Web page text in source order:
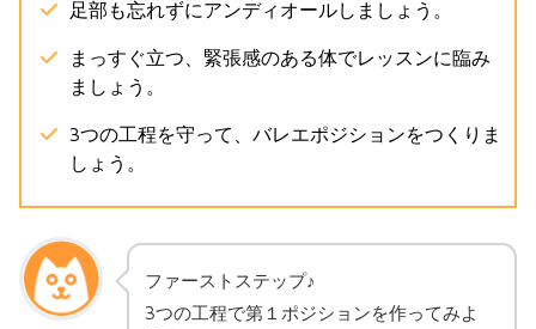
足部も忘れずにアンディオールしましょう。
まっすぐ立つ、緊張感のある体でレッスンに臨み
ましょう。
3つの工程を守って、バレエポジションをつくりま
しょう。
ファーストステップ♪
3つの工程で第１ポジションを作ってみよ